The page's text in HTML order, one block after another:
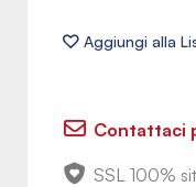
Contattaci
SSL 100%